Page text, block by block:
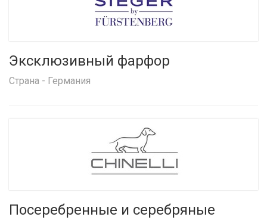
Эксклюзивный фарфор
Страна - Германия
Посеребренные и серебряные